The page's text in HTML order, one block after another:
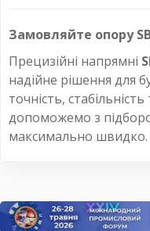
Замовляйте опору
Прецизійні напрямні
надійне рішення для
точність,
допоможемо з
максимально швидко.